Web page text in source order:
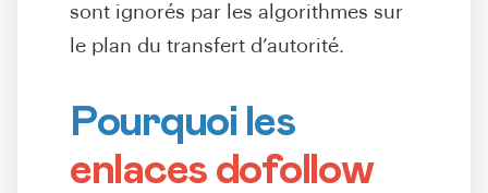
sont ignorés par les algorithmes sur
le plan du transfert d’autorité.
Pourquoi les
enlaces dofollow